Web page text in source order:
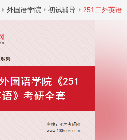
外国语学院 初试辅导 251二外英语